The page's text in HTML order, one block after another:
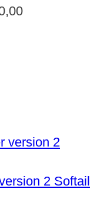
2 Softail